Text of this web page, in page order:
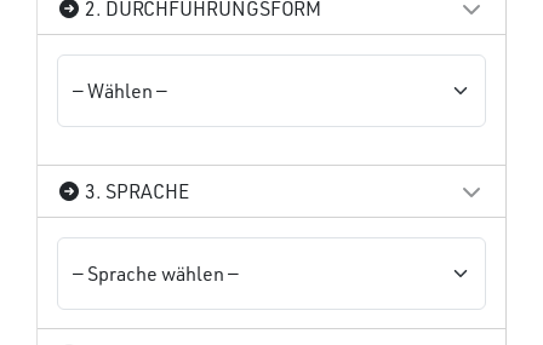
2. DURCHFÜHRUNGSFORM
3. SPRACHE